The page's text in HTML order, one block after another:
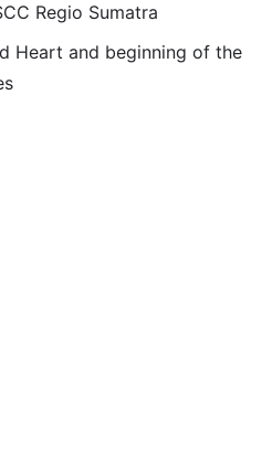
Regio Sumatra
Heart and beginning of the